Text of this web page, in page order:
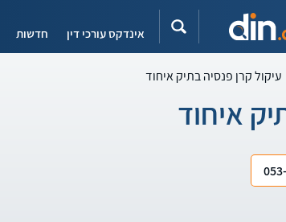
אינדקס עורכי דין חדשות
עיקול קרן פנסיה בתיק איחוד
איחוד